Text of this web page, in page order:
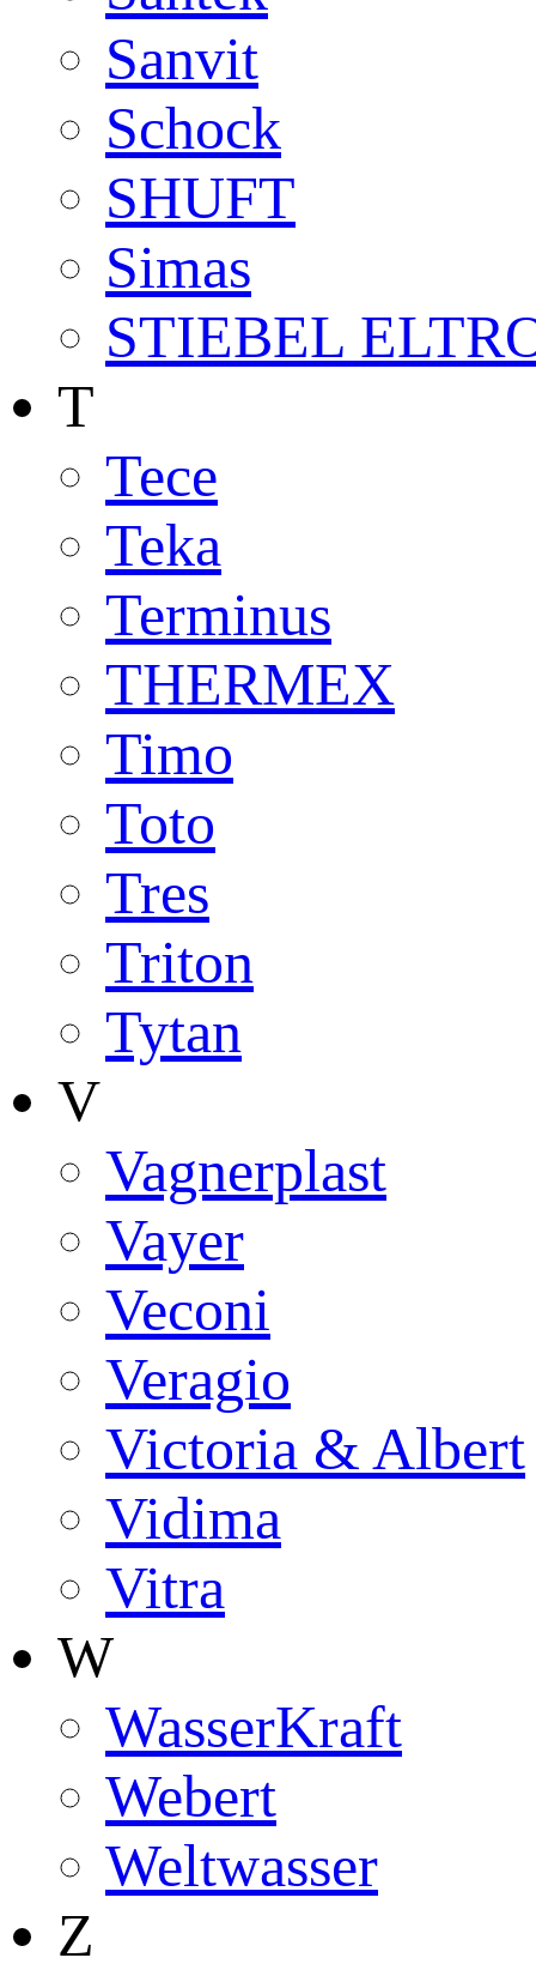
Sanvit
Schock
SHUFT
Simas
STIEBEL
T
Tece
Teka
Terminus
THERMEX
Timo
Toto
Tres
Triton
Tytan
V
Vagnerplast
Vayer
Veconi
Veragio
Victoria & Albert
Vidima
Vitra
W
WasserKraft
Webert
Weltwasser
Z